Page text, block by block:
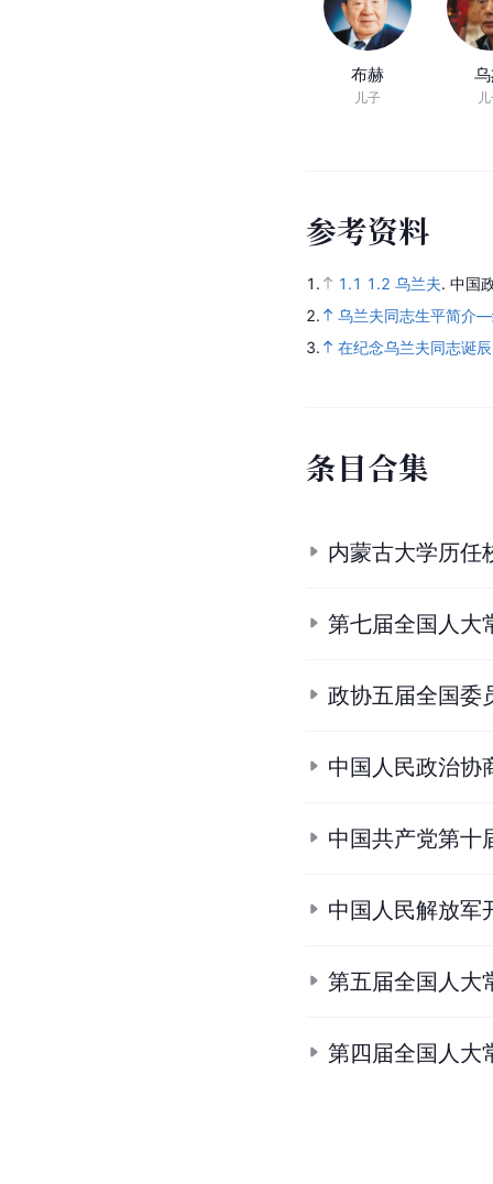
布赫
儿子
参考资料
1. 1.1 1.2 乌兰夫. 中国
2.
乌兰夫同志生平简介
3.
在纪念乌兰夫同志诞
条目合集
内蒙古大学历任
第七届全国人大
政协五届全国委
中国人民政治协
中国共产党第十
中国人民解放军
第五届全国人大
第四届全国人大